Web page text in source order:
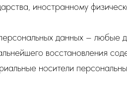
иностранному
данных – любые
восстановления
носители